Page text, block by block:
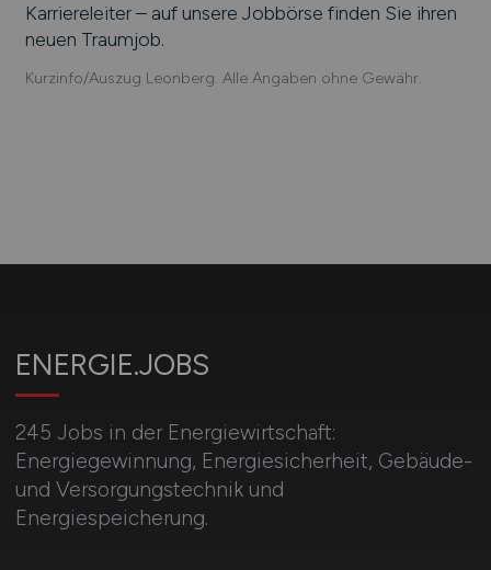
Karriereleiter – auf unsere Jobbörse finden Sie ihren
neuen Traumjob.
Kurzinfo/Auszug Leonberg. Alle Angaben ohne Gewähr.
ENERGIE.JOBS
245 Jobs in der Energiewirtschaft:
Energiegewinnung, Energiesicherheit, Gebäude-
und Versorgungstechnik und
Energiespeicherung.